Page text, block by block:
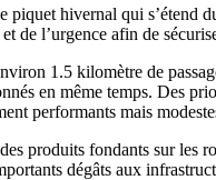
hivernal qui
de l’urgence afin de
1.5 kilomètre de
en même temps. Des
performants mais
produits fondants sur
dégâts aux